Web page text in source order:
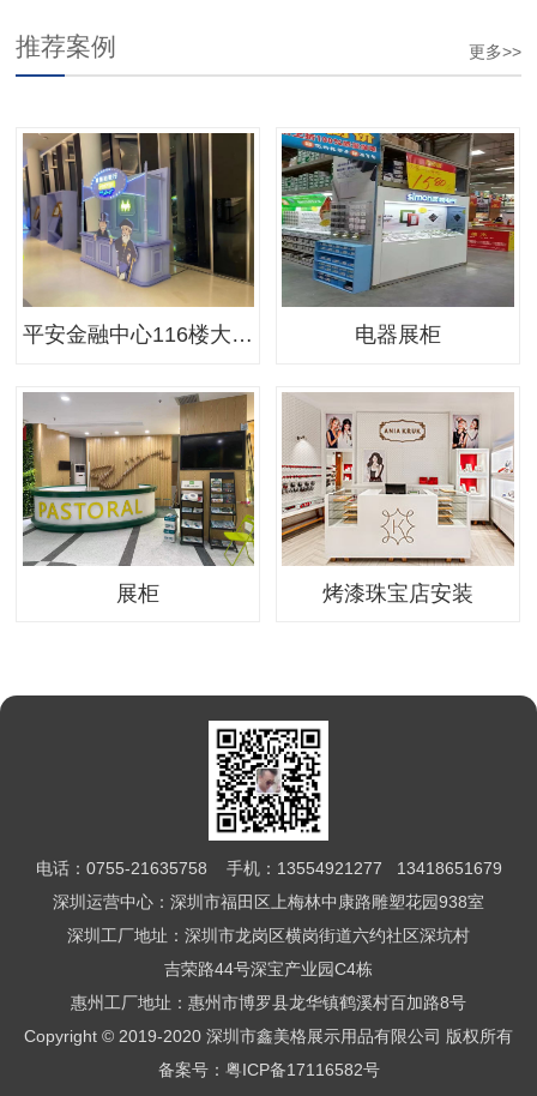
更多>>
推荐案例
平安金融中心116楼大富翁美陈-1 电器展柜
展柜 烤漆珠宝店安装
电话：0755-21635758 手机：13554921277 13418651679
深圳运营中心：深圳市福田区上梅林中康路雕塑花园938室
深圳工厂地址：深圳市龙岗区横岗街道六约社区深坑村
吉荣路44号深宝产业园C4栋
惠州工厂地址：惠州市博罗县龙华镇鹤溪村百加路8号
Copyright © 2019-2020 深圳市鑫美格展示用品有限公司 版权所有
备案号： 粤ICP备17116582号